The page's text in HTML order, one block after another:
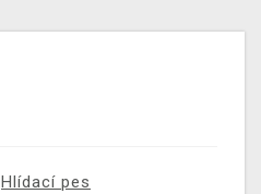
Hlídací pes